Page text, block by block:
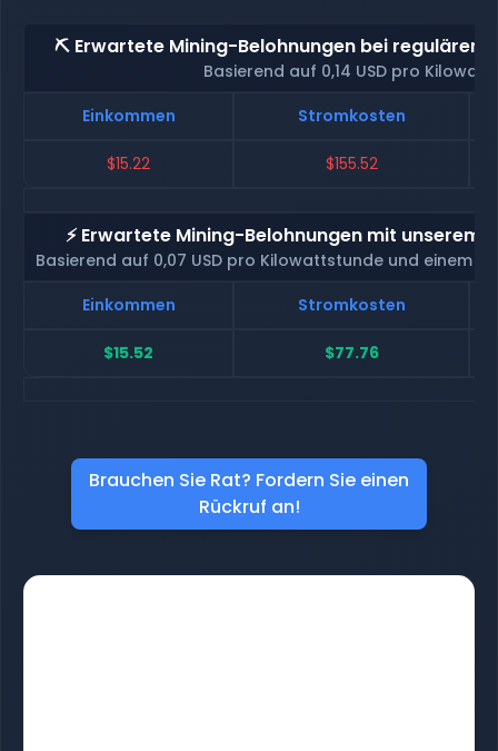
⛏️ Erwartete Mining-Belohnungen bei
Basierend auf 0,14 USD pro
Einkommen
Stromkosten
$15.22 $155.52
⚡ Erwartete Mining-Belohnungen mit unserem
Basierend auf 0,07 USD pro Kilowattstunde und einem
Einkommen
Stromkosten
$15.52 $77.76
Brauchen Sie Rat? Fordern Sie einen
Rückruf an!